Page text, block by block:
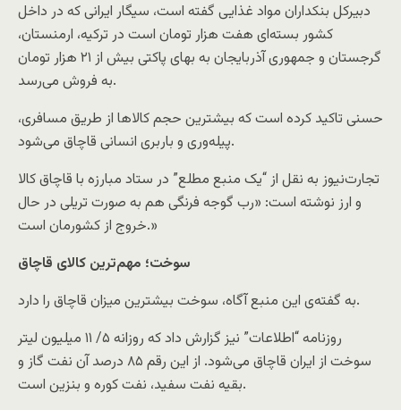
دبیرکل بنکداران مواد غذایی گفته است، سیگار ایرانی که در داخل
کشور بسته‌ای هفت هزار تومان است در ترکیه، ارمنستان،
گرجستان و جمهوری آذربایجان به بهای پاکتی بیش از ۲۱ هزار تومان
به فروش می‌رسد.
حسنی تاکید کرده است که بیشترین حجم کالاها از طریق مسافری،
پیله‌وری و باربری انسانی قاچاق می‌شود.
تجارت‌نیوز به نقل از “یک منبع مطلع” در ستاد مبارزه با قاچاق کالا
و ارز نوشته است: «رب گوجه فرنگی هم به صورت تریلی در حال
خروج از کشورمان است.»
سوخت‌؛ مهم‌ترین کالای قاچاق
به گفته‌ی این منبع آگاه، سوخت بیشترین میزان قاچاق را دارد.
روزنامه “اطلاعات” نیز گزارش داد که روزانه ۵/ ۱۱ میلیون لیتر
سوخت از ایران قاچاق می‌شود. از این رقم ۸۵ درصد آن نفت گاز و
بقیه نفت سفید، نفت کوره و بنزین است.